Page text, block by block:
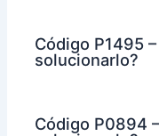
Código P1495
solucionarlo?
Código P0894